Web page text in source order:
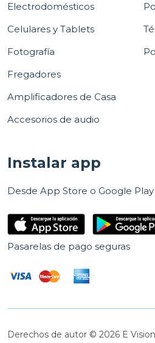
Electrodomésticos
Celulares y Tablets
Fotografía
Fregadores
Amplificadores de Casa
Accesorios de audio
Instalar app
Desde App Store o Google Play
Pasarelas de pago seguras
Derechos de autor © 2026 E